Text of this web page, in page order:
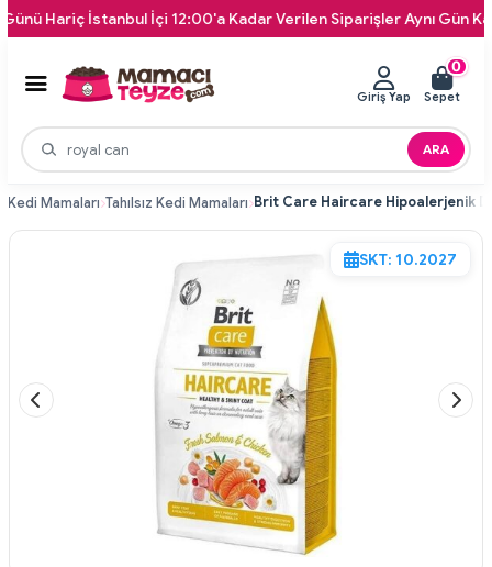
İstanbul İçi 12:00'a Kadar Verilen Siparişler Aynı Gün Kapınıza
ARA
Giriş Yap
0
Sepet
Kedi Mamaları Tahılsız Kedi Mamaları
SKT: 10.2027